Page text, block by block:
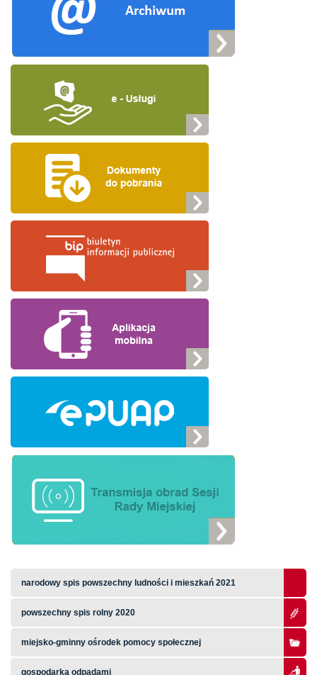
narodowy spis powszechny ludności i mieszkań 2021
powszechny spis rolny 2020
miejsko-gminny ośrodek pomocy społecznej
gospodarka odpadami